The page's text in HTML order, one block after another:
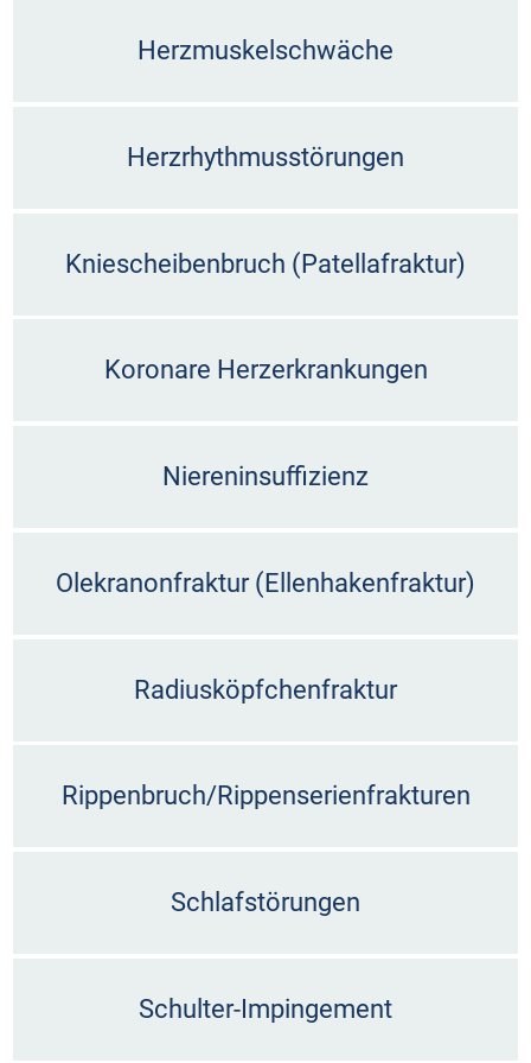
Herzmuskelschwäche
Herzrhythmusstörungen
Kniescheibenbruch (Patellafraktur)
Koronare Herzerkrankungen
Niereninsuffizienz
Olekranonfraktur (Ellenhakenfraktur)
Radiusköpfchenfraktur
Rippenbruch/Rippenserienfrakturen
Schlafstörungen
Schulter-Impingement